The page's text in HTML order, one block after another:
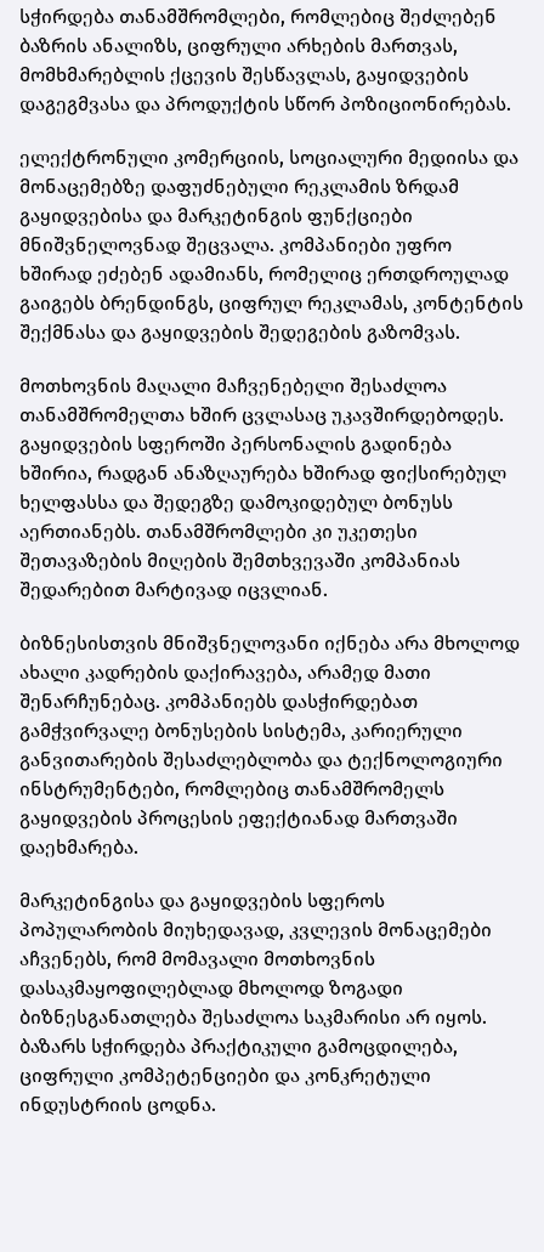
სჭირდება თანამშრომლები, რომლებიც შეძლებენ
ბაზრის ანალიზს, ციფრული არხების მართვას,
მომხმარებლის ქცევის შესწავლას, გაყიდვების
დაგეგმვასა და პროდუქტის სწორ პოზიციონირებას.
ელექტრონული კომერციის, სოციალური მედიისა და
მონაცემებზე დაფუძნებული რეკლამის ზრდამ
გაყიდვებისა და მარკეტინგის ფუნქციები
მნიშვნელოვნად შეცვალა. კომპანიები უფრო
ხშირად ეძებენ ადამიანს, რომელიც ერთდროულად
გაიგებს ბრენდინგს, ციფრულ რეკლამას, კონტენტის
შექმნასა და გაყიდვების შედეგების გაზომვას.
მოთხოვნის მაღალი მაჩვენებელი შესაძლოა
თანამშრომელთა ხშირ ცვლასაც უკავშირდებოდეს.
გაყიდვების სფეროში პერსონალის გადინება
ხშირია, რადგან ანაზღაურება ხშირად ფიქსირებულ
ხელფასსა და შედეგზე დამოკიდებულ ბონუსს
აერთიანებს. თანამშრომლები კი უკეთესი
შეთავაზების მიღების შემთხვევაში კომპანიას
შედარებით მარტივად იცვლიან.
ბიზნესისთვის მნიშვნელოვანი იქნება არა მხოლოდ
ახალი კადრების დაქირავება, არამედ მათი
შენარჩუნებაც. კომპანიებს დასჭირდებათ
გამჭვირვალე ბონუსების სისტემა, კარიერული
განვითარების შესაძლებლობა და ტექნოლოგიური
ინსტრუმენტები, რომლებიც თანამშრომელს
გაყიდვების პროცესის ეფექტიანად მართვაში
დაეხმარება.
მარკეტინგისა და გაყიდვების სფეროს
პოპულარობის მიუხედავად, კვლევის მონაცემები
აჩვენებს, რომ მომავალი მოთხოვნის
დასაკმაყოფილებლად მხოლოდ ზოგადი
ბიზნესგანათლება შესაძლოა საკმარისი არ იყოს.
ბაზარს სჭირდება პრაქტიკული გამოცდილება,
ციფრული კომპეტენციები და კონკრეტული
ინდუსტრიის ცოდნა.